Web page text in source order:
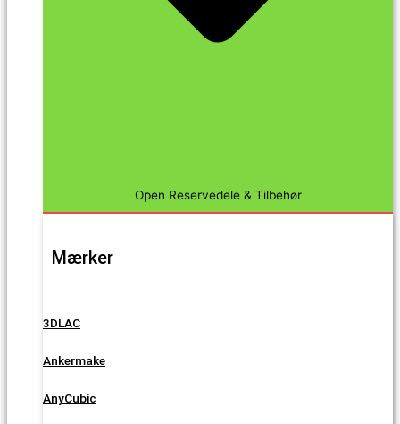
Open Reservedele & Tilbehør
Mærker
3DLAC
Ankermake
AnyCubic